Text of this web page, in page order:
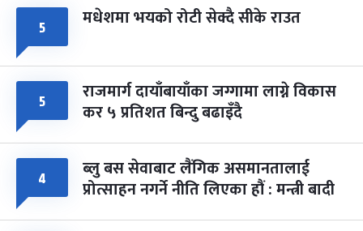
५ मधेशमा भयको रोटी सेक्दै सीके राउत
५ राजमार्ग दायाँबायाँका जग्गामा लाग्ने विकास
कर ५ प्रतिशत बिन्दु बढाइँदै
४ ब्लु बस सेवाबाट लैंगिक असमानतालाई
प्रोत्साहन नगर्ने नीति लिएका हौं : मन्त्री बादी